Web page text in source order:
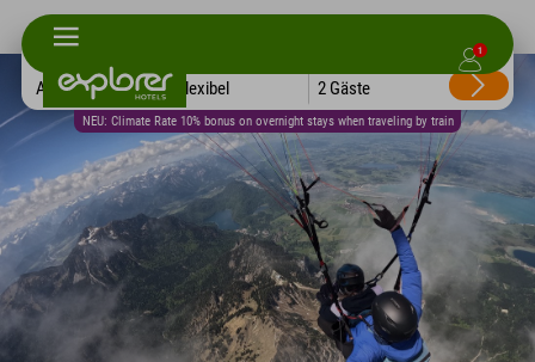
1
NEU: Climate Rate 10% bonus on overnight stays when traveling by train
Alle Hotels Flexibel 2 Gäste